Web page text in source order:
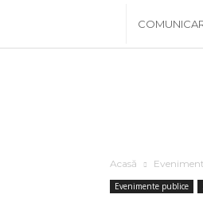
Acasă
Evenimente publice